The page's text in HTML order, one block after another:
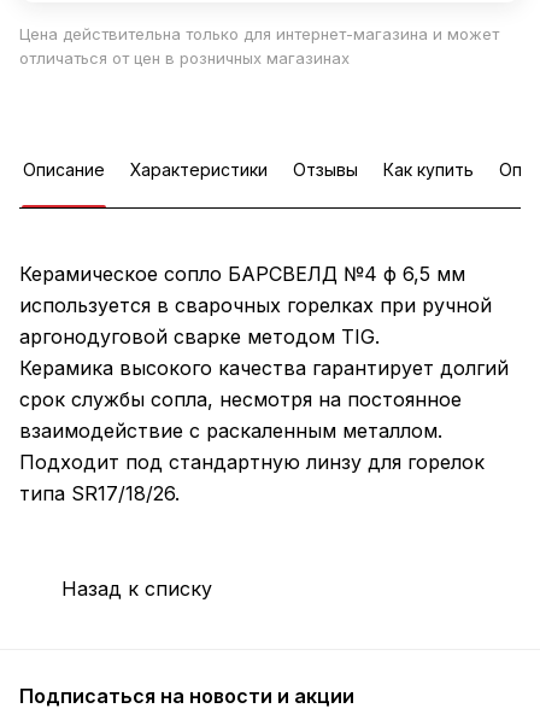
Цена действительна только для интернет-магазина и может
отличаться от цен в розничных магазинах
Описание Характеристики Отзывы Как купить
Керамическое сопло БАРСВЕЛД №4 ф 6,5 мм
используется в сварочных горелках при ручной
аргонодуговой сварке методом TIG.
Керамика высокого качества гарантирует долгий
срок службы сопла, несмотря на постоянное
взаимодействие с раскаленным металлом.
Подходит под стандартную линзу для горелок
типа SR17/18/26.
Назад к списку
Подписаться на новости и акции